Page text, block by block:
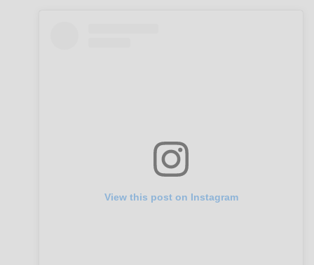
View this post on Instagram